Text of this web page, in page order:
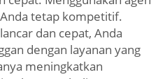
tetap kompetitif.
dan cepat, Anda
dengan layanan yang
meningkatkan